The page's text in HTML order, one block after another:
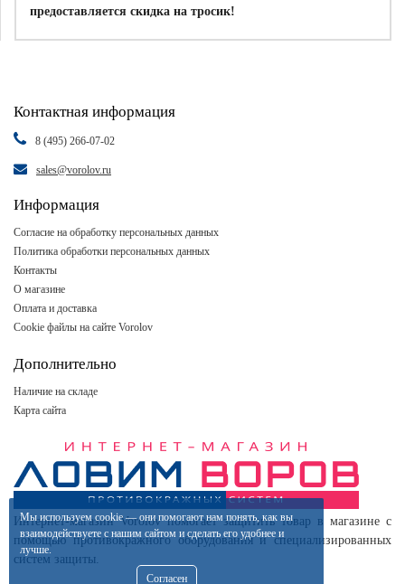
предоставляется скидка на тросик!
Контактная информация
8 (495) 266-07-02
sales@vorolov.ru
Информация
Согласие на обработку персональных данных
Политика обработки персональных данных
Контакты
О магазине
Оплата и доставка
Cookie файлы на сайте Vorolov
Дополнительно
Наличие на складе
Карта сайта
Интернет-магазин Vorolov помогает защитить товар в магазине с
помощью противокражного оборудования и специализированных
систем защиты.
Мы используемcookie— они помогают нам понять, как вы
взаимодействуете с нашим сайтом и сделать его удобнее и
лучше.
Согласен